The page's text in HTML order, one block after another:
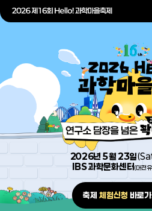
2026년 5월 23일
IBS 과학문화센터(대전
축제체험신청 바로